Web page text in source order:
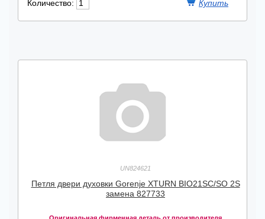
Количество:
UN824621
Петля двери духовки Gorenje XTURN BIO21SC/SO 2S
замена 827733